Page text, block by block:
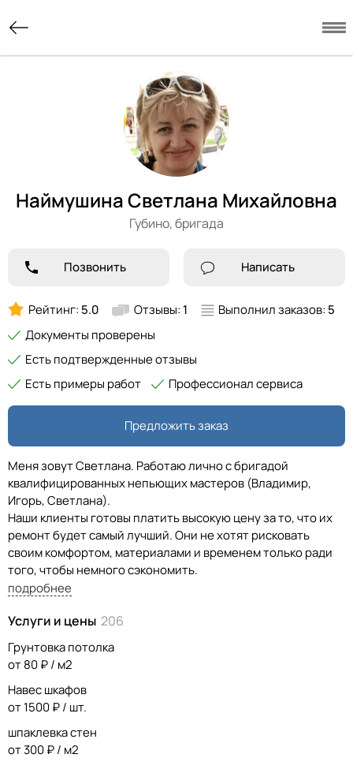
Наймушина Светлана Михайловна
Губино,бригада
Позвонить Написать
Рейтинг: 5.0 Отзывы: 1 Выполнил заказов: 5
Документы проверены
Есть подтвержденные отзывы
Есть примеры работ
Профессионал сервиса
Предложить заказ
Меня зовут Светлана. Работаю лично с бригадой
квалифицированных непьющих мастеров (Владимир,
Игорь, Светлана).
Наши клиенты готовы платить высокую цену за то, что их
ремонт будет самый лучший. Они не хотят рисковать
своим комфортом, материалами и временем только ради
того, чтобы немного сэкономить.
прибыли, которую хочу получить.
Я - дорогой мастер, но не самый дорогой.
Все в моем бизнесе, от общения с клиентом до
выполнения гарантийных обязательств, свидетельствует
об обслуживании высшего качества.
Заключив с нами сделку вы делаете выгодное
подробнее
Услуги и цены 206
Грунтовка потолка
от 80 ₽ / м2
Навес шкафов
от 1500 ₽ / шт.
шпаклевка стен
от 300 ₽ / м2